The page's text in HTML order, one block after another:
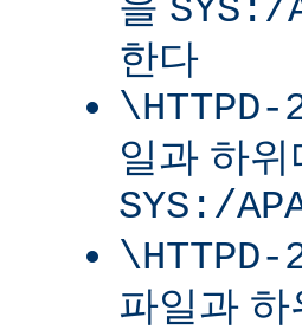
SYS:/
한다
\HTTPD-
일과 하
SYS:/
\HTTPD-
파일과